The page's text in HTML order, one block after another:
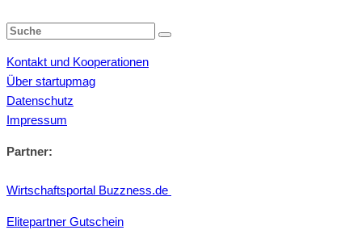
Kontakt und Kooperationen
Über startupmag
Datenschutz
Impressum
Partner:
Wirtschaftsportal Buzzness.de
Elitepartner Gutschein